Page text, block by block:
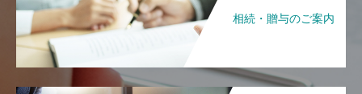
相続・贈与のご案内